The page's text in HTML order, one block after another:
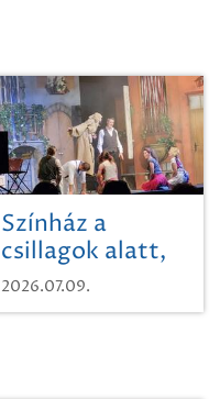
Színház a
csillagok alatt,
sikeres nyitány
Szikszón
2026.07.09.